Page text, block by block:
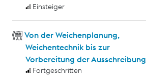
Einsteiger
Von der Weichenplanung,
Weichentechnik bis zur
Vorbereitung der Ausschreibung
Fortgeschritten